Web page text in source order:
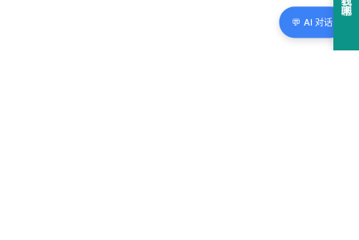
💬 AI 对话